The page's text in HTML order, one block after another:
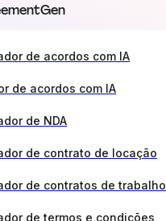
de acordos com IA
de acordos com IA
de NDA
de contrato de locação
de contratos de trabalho
de termos e condições